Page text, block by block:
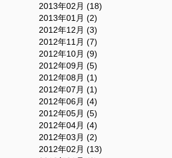
2013年02月 (18)
2013年01月 (2)
2012年12月 (3)
2012年11月 (7)
2012年10月 (9)
2012年09月 (5)
2012年08月 (1)
2012年07月 (1)
2012年06月 (4)
2012年05月 (5)
2012年04月 (4)
2012年03月 (2)
2012年02月 (13)